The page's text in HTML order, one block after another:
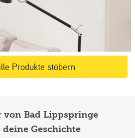
Produkte stöbern
von Bad Lippspringe
deine Geschichte